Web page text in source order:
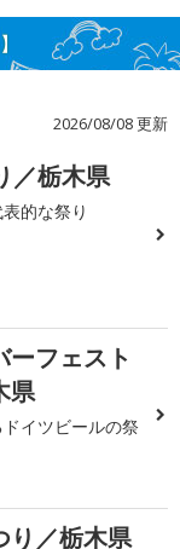
2026/08/08 更新
／栃木県
的な祭り
フェスト
県
イツビールの祭
り／栃木県